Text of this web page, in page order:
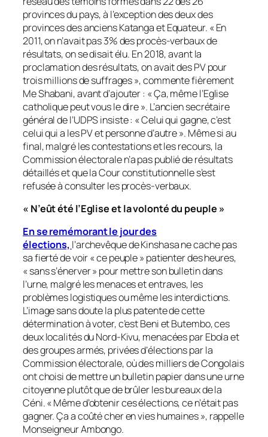
provinces du pays, à l’exception des deux des
provinces des anciens Katanga et Equateur. «En
2011, on n’avait pas 3% des procès-verbaux de
résultats, on se disait élu. En 2018, avant la
proclamation des résultats, on avait des PV pour
trois millions de suffrages», commente fièrement
Me Shabani, avant d’ajouter : «Ça, même l’Eglise
catholique peut vous le dire». L’ancien secrétaire
général de l’UDPS insiste : «Celui qui gagne, c’est
celui qui a les PV et personne d’autre». Même si au
final, malgré les contestations et les recours, la
Commission électorale n’a pas publié de résultats
détaillés et que la Cour constitutionnelle s’est
refusée à consulter les procès-verbaux.
« N’eût été l’Eglise et la volonté du peuple »
En se remémorant le jour des
élections, l’archevêque de Kinshasa ne cache pas
sa fierté de voir «ce peuple» patienter des heures,
«sans s’énerver» pour mettre son bulletin dans
l’urne, malgré les menaces et entraves, les
problèmes logistiques ou même les interdictions.
L’image sans doute la plus patente de cette
détermination à voter, c’est Beni et Butembo, ces
deux localités du Nord-Kivu, menacées par Ebola et
des groupes armés, privées d’élections par la
Commission électorale, où des milliers de Congolais
ont choisi de mettre un bulletin papier dans une urne
citoyenne plutôt que de brûler les bureaux de la
Céni. «Même d’obtenir ces élections, ce n’était pas
gagner. Ça a coûté cher en vies humaines», rappelle
Monseigneur Ambongo.